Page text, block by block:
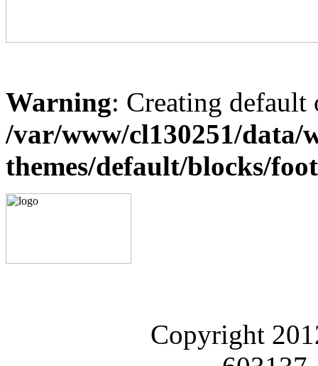
Warning: Creating
/var/www/cl130251/data/
themes/default/blocks/
Copyright